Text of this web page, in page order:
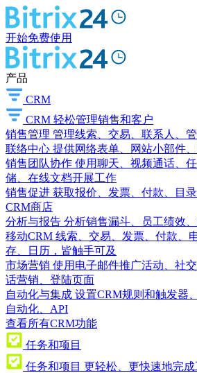
开始免费使用
产品
CRM
CRM 轻松管理销售和客户
销售管理 管理线索、交易、联系人、
联络中心 提供网络表单、网站小部件
销售团队协作 使用聊天、视频通话、
储、在线文档开展工作
销售促进 获取报价、发票、付款、目
CRM商店
分析与报告 分析销售漏斗、员工绩效
移动CRM 线索、交易、发票、付款、
存、日历，皆触手可及
市场营销 使用电子邮件推广活动、社
话营销、登陆页面
自动化与集成 设置CRM规则和触发器
自动化、API
查看所有CRM功能
任务和项目
任务和项目 更轻松、更快速地完